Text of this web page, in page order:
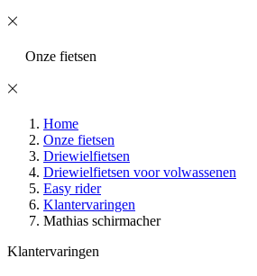
Onze fietsen
Home
Onze fietsen
Driewielfietsen
Driewielfietsen voor volwassenen
Easy rider
Klantervaringen
Mathias schirmacher
Klantervaringen